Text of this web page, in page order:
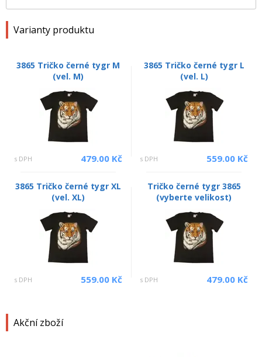
Akční zboží
Varianty produktu
3865 Tričko černé tygr M
(vel. M)
s DPH 479.00 Kč
3865 Tričko černé tygr L
(vel. L)
s DPH 559.00 Kč
3865 Tričko černé tygr XL
(vel. XL)
s DPH 559.00 Kč
Tričko černé tygr 3865
(vyberte velikost)
s DPH 479.00 Kč